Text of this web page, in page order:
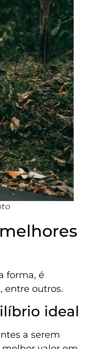
forma, é
entre outros.
ideal
a serem